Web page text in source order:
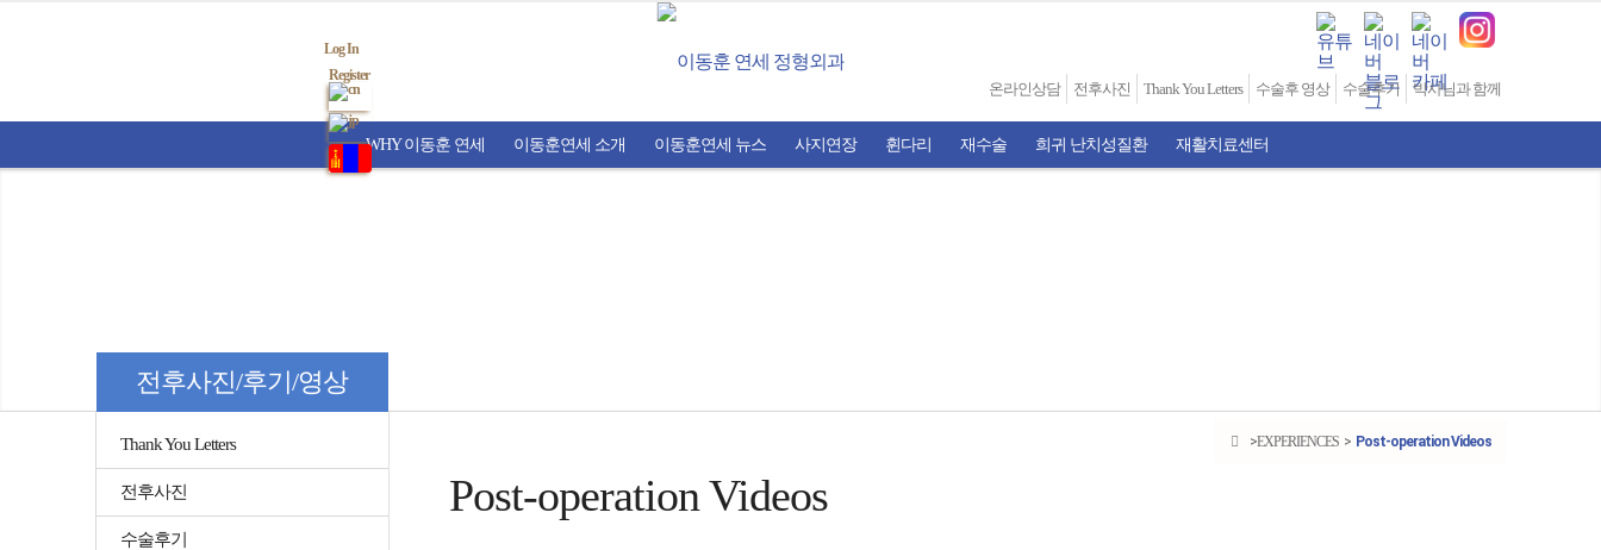
온라인상담 전후사진 Thank You Letters 수술후 영상 수술후기 박사님과 함께
Log In
Register
WHY 이동훈 연세 이동훈연세 소개 이동훈연세 뉴스 사지연장 휜다리 재수술 희귀 난치성질환 재활치료센터
EXPERIENCES Post-operation Videos
Post-operation Videos
전후사진/후기/영상
Thank You Letters
전후사진
수술후기